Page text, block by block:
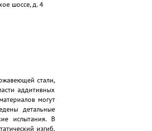
шоссе, д. 4
стали,
аддитивных
могут
детальные
испытания. В
изгиб.